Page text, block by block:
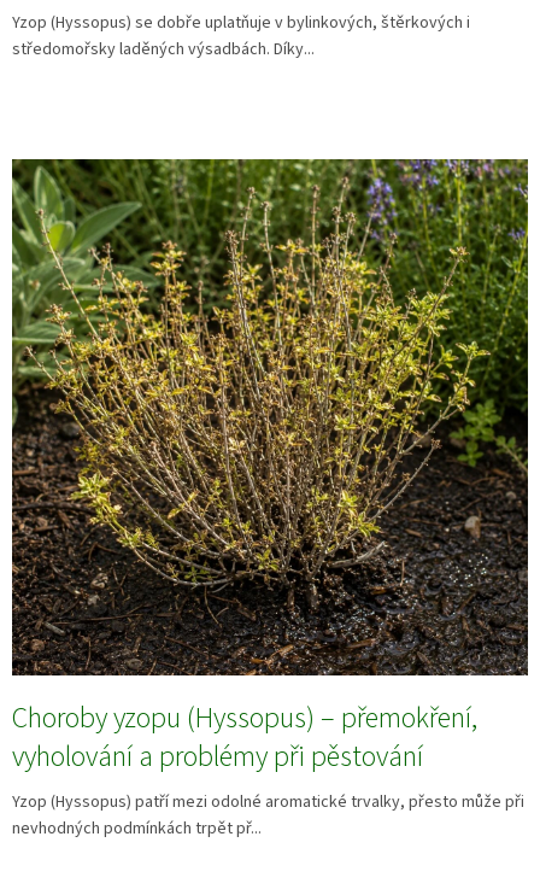
Yzop (Hyssopus) se dobře uplatňuje v bylinkových, štěrkových i
středomořsky laděných výsadbách. Díky...
Choroby yzopu (Hyssopus) – přemokření,
vyholování a problémy při pěstování
Yzop (Hyssopus) patří mezi odolné aromatické trvalky, přesto může při
nevhodných podmínkách trpět př...